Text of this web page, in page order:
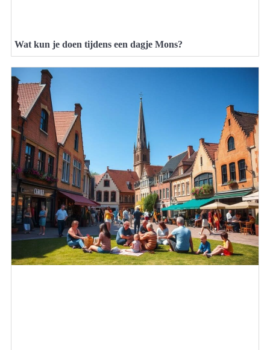
Wat kun je doen tijdens een dagje Mons?